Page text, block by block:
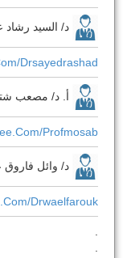
د/ السيد رشاد
drsayedrashad
أ. د/ مصعب
profmosab
د/ وائل فاروق
drwaelfarouk